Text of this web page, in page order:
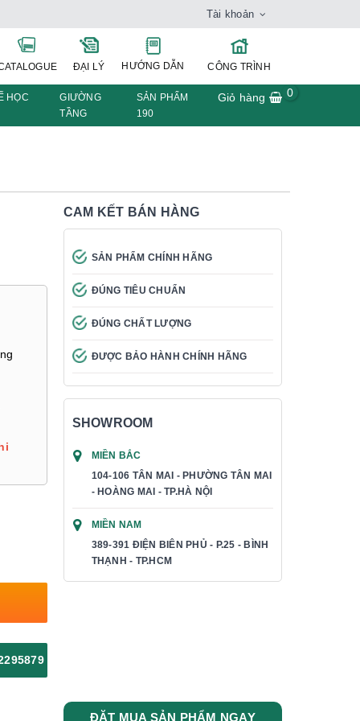
Tài khoản
ĐẠI LÝ HƯỚNG DẪN CÔNG TRÌNH
HỌC
GIƯỜNG
TẦNG
SẢN PHẨM
190
Giỏ hàng 0
CAM KẾT BÁN HÀNG
SẢN PHẨM CHÍNH HÃNG
ĐÚNG TIÊU CHUẨN
ĐÚNG CHẤT LƯỢNG
ĐƯỢC BẢO HÀNH CHÍNH HÃNG
SHOWROOM
MIỀN BẮC
104-106 TÂN MAI - PHƯỜNG TÂN MAI
- HOÀNG MAI - TP.HÀ NỘI
MIỀN NAM
389-391 ĐIỆN BIÊN PHỦ - P.25 - BÌNH
THẠNH - TP.HCM
ĐẶT MUA SẢN PHẨM NGAY